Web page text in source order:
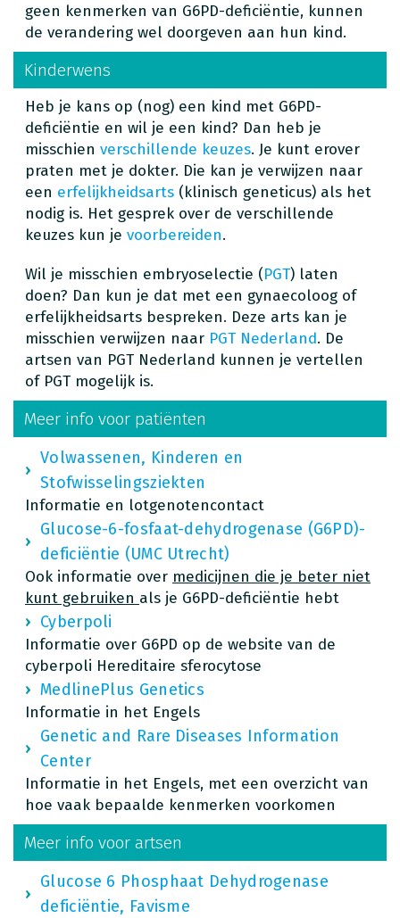
geen kenmerken van G6PD-deficiëntie, kunnen
de verandering wel doorgeven aan hun kind.
Kinderwens
Heb je kans op (nog) een kind met G6PD-
deficiëntie en wil je een kind? Dan heb je
misschien verschillende keuzes. Je kunt erover
praten met je dokter. Die kan je verwijzen naar
een erfelijkheidsarts (klinisch geneticus) als het
nodig is. Het gesprek over de verschillende
keuzes kun je voorbereiden.
Wil je misschien embryoselectie (PGT) laten
doen? Dan kun je dat met een gynaecoloog of
erfelijkheidsarts bespreken. Deze arts kan je
misschien verwijzen naar PGT Nederland. De
artsen van PGT Nederland kunnen je vertellen
of PGT mogelijk is.
Meer info voor patiënten
Volwassenen, Kinderen en
Stofwisselingsziekten
Informatie en lotgenotencontact
Glucose-6-fosfaat-dehydrogenase (G6PD)-
deficiëntie (UMC Utrecht)
Ook informatie over medicijnen die je beter niet
kunt gebruiken als je G6PD-deficiëntie hebt
Cyberpoli
Informatie over G6PD op de website van de
cyberpoli Hereditaire sferocytose
MedlinePlus Genetics
Informatie in het Engels
Genetic and Rare Diseases Information
Center
Informatie in het Engels, met een overzicht van
hoe vaak bepaalde kenmerken voorkomen
Meer info voor artsen
Glucose 6 Phosphaat Dehydrogenase
deficiëntie, Favisme